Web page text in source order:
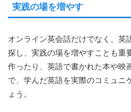
実践の場を増やす
オンライン英会話だけでなく、英
探し、実践の場を増やすことも重
作ったり、英語で書かれた本や映
で、学んだ英語を実際のコミュニ
ょう。